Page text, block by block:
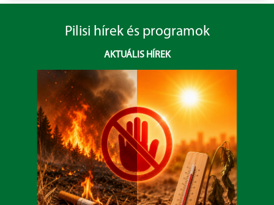
Pilisi hírek és programok
AKTUÁLIS HÍREK